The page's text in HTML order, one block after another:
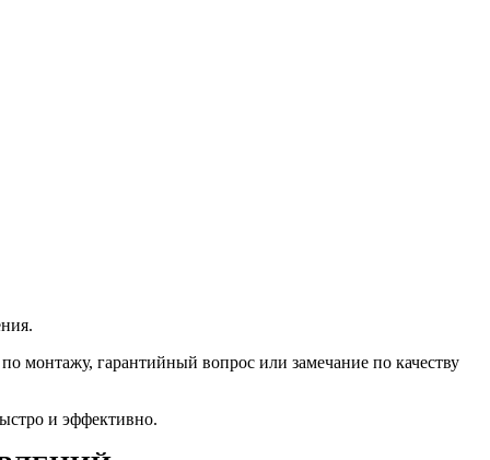
монтажу, гарантийный вопрос или замечание по качеству
и эффективно.